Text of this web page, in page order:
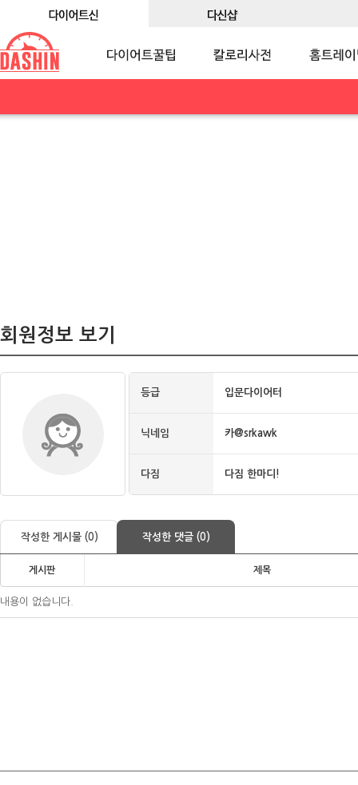
회원정보 보기
등급 입문다이어터
닉네임 카@srkawk
다짐 다짐 한마디!
작성한 게시물 (0) 작성한 댓글 (0)
게시판 제목
내용이 없습니다.